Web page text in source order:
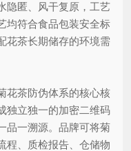
隐匿、风干复原，工艺
均符合食品包装安全标
花茶长期储存的环境需
茶防伪体系的核心核
独立独一的加密二维码
品一溯源。品牌可将菊
程、质检报告、仓储物